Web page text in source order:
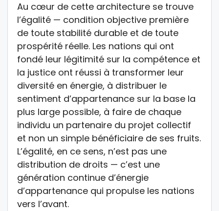
Au cœur de cette architecture se trouve
l’égalité — condition objective première
de toute stabilité durable et de toute
prospérité réelle. Les nations qui ont
fondé leur légitimité sur la compétence et
la justice ont réussi à transformer leur
diversité en énergie, à distribuer le
sentiment d’appartenance sur la base la
plus large possible, à faire de chaque
individu un partenaire du projet collectif
et non un simple bénéficiaire de ses fruits.
L’égalité, en ce sens, n’est pas une
distribution de droits — c’est une
génération continue d’énergie
d’appartenance qui propulse les nations
vers l’avant.